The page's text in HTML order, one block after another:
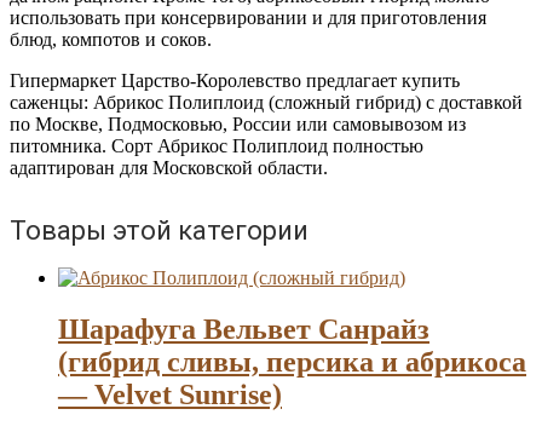
использовать при консервировании и для приготовления
блюд, компотов и соков.
Гипермаркет Царство-Королевство предлагает купить
саженцы: Абрикос Полиплоид (сложный гибрид) с доставкой
по Москве, Подмосковью, России или самовывозом из
питомника. Сорт Абрикос Полиплоид полностью
адаптирован для Московской области.
Товары этой категории
Шарафуга Вельвет Санрайз
(гибрид сливы, персика и абрикоса
— Velvet Sunrise)